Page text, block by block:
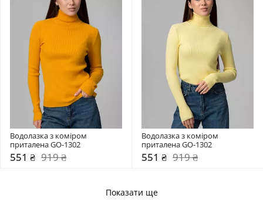
Водолазка з коміром
приталена GO-1302
551 ₴ 919 ₴
Водолазка з коміром
приталена GO-1302
551 ₴ 919 ₴
Показати ще